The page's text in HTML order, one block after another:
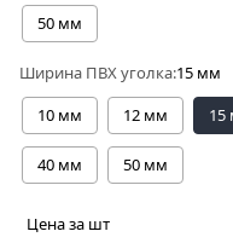
50 мм
Ширина ПВХ уголка:15 мм
10 мм
12 мм 15
40 мм 50 мм
Цена за шт